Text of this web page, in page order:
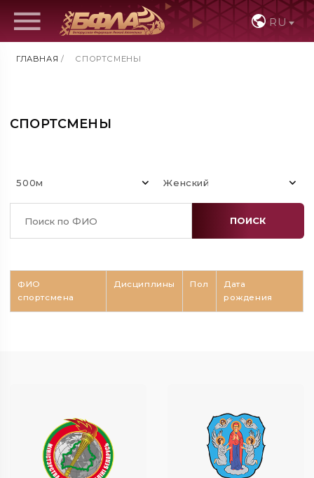
RU
ГЛАВНАЯ / СПОРТСМЕНЫ
СПОРТСМЕНЫ
500м Женский
ПОИСК
ФИО
спортсмена
Дисциплины Пол
Дата
рождения